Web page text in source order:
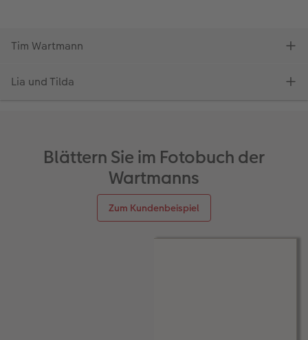
Blättern Sie im Fotobuch der
Wartmanns
Zum Kundenbeispiel